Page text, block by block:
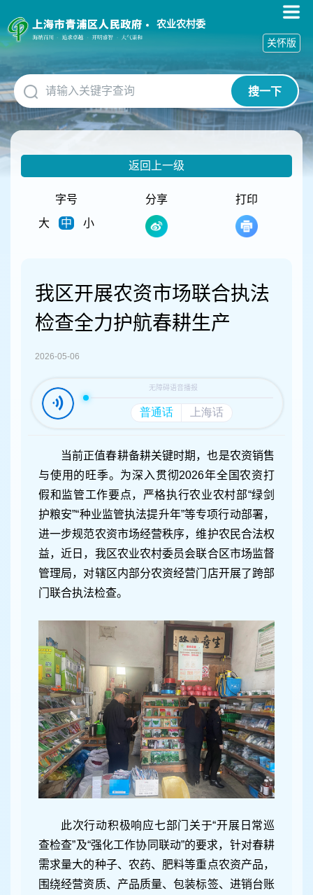
障
碍
作
说
明
跳
到
网
农业农村委
搜一下
关怀版
返回上一级
字号
大
中 小
分享 打印
我区开展农资市场联合执法
检查全力护航春耕生产
2026-05-06
当前正值春耕备耕关键时期，也是农资销售
与使用的旺季。为深入贯彻2026年全国农资打
假和监管工作要点，严格执行农业农村部“绿剑
护粮安”“种业监管执法提升年”等专项行动部署，
进一步规范农资市场经营秩序，维护农民合法权
益，近日，我区农业农村委员会联合区市场监督
管理局，对辖区内部分农资经营门店开展了跨部
门联合执法检查。
此次行动积极响应七部门关于“开展日常巡
查检查”及“强化工作协同联动”的要求，针对春耕
需求量大的种子、农药、肥料等重点农资产品，
围绕经营资质、产品质量、包装标签、进销台账